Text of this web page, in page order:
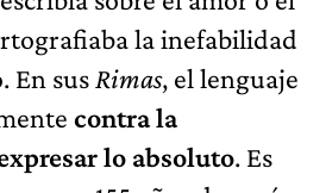
la inefabilidad
En sus Rimas, el lenguaje
contra la
lo absoluto. Es